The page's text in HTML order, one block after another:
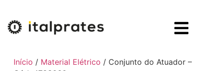
Início / Material Elétrico / Conjunto do Atuador –